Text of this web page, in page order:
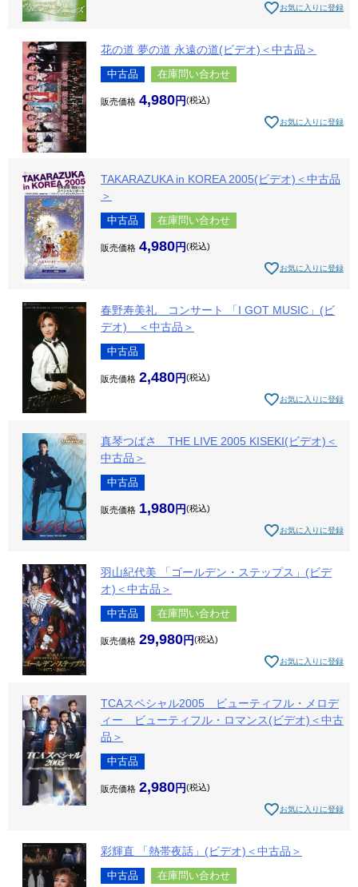
お気に入りに登録
花の道 夢の道 永遠の道(ビデオ)＜中古品＞
中古品 在庫問い合わせ
販売価格 4,980 税込
お気に入りに登録
TAKARAZUKA in KOREA 2005(ビデオ)＜中古品
＞
中古品 在庫問い合わせ
販売価格 4,980 税込
お気に入りに登録
春野寿美礼 コンサート 「I GOT MUSIC」(ビ
デオ) ＜中古品＞
中古品
販売価格 2,480 税込
お気に入りに登録
真琴つばさ THE LIVE 2005 KISEKI(ビデオ)＜
中古品＞
中古品
販売価格 1,980 税込
お気に入りに登録
羽山紀代美 「ゴールデン・ステップス」(ビデ
オ)＜中古品＞
中古品 在庫問い合わせ
販売価格 29,980 税込
お気に入りに登録
TCAスペシャル2005 ビューティフル・メロデ
ィー ビューティフル・ロマンス(ビデオ)＜中古
品＞
中古品
販売価格 2,980 税込
お気に入りに登録
彩輝直 「熱帯夜話」(ビデオ)＜中古品＞
中古品 在庫問い合わせ